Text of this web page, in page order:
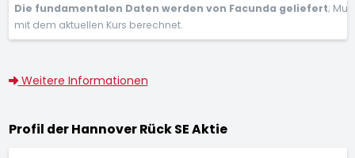
Die fundamentalen Daten werden von Facunda geliefert;
mit dem aktuellen Kurs berechnet.
Weitere Informationen
Profil der Hannover Rück SE Aktie